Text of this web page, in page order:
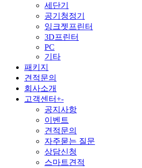
세단기
공기청정기
잉크젯프린터
3D프린터
PC
기타
패키지
견적문의
회사소개
고객센터+-
공지사항
이벤트
견적문의
자주묻는 질문
상담신청
스마트견적